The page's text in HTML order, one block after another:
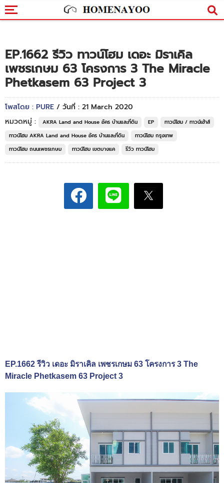
EP.1662 รีวิว ทาวน์โฮม เดอะ มิราเคิล
เพชรเกษม 63 โครงการ 3 The Miracle
Phetkasem 63 Project 3
โพสโดย : PURE / วันที่ : 21 March 2020
หมวดหมู่ :
AKRA Land and House อัคร บ้านและที่ดิน EP
ทาวน์โฮม / ทาวน์เฮ้าส์
ทาวน์โฮม AKRA Land and House อัคร บ้านและที่ดิน
ทาวน์โฮม กรุงเทพ
ทาวน์โฮม ถนนเพชรเกษม
ทาวน์โฮม เขตบางแค รีวิว ทาวน์โฮม
EP.1662 รีวิว เดอะ มิราเคิล เพชรเกษม 63 โครงการ 3 The
Miracle Phetkasem 63 Project 3